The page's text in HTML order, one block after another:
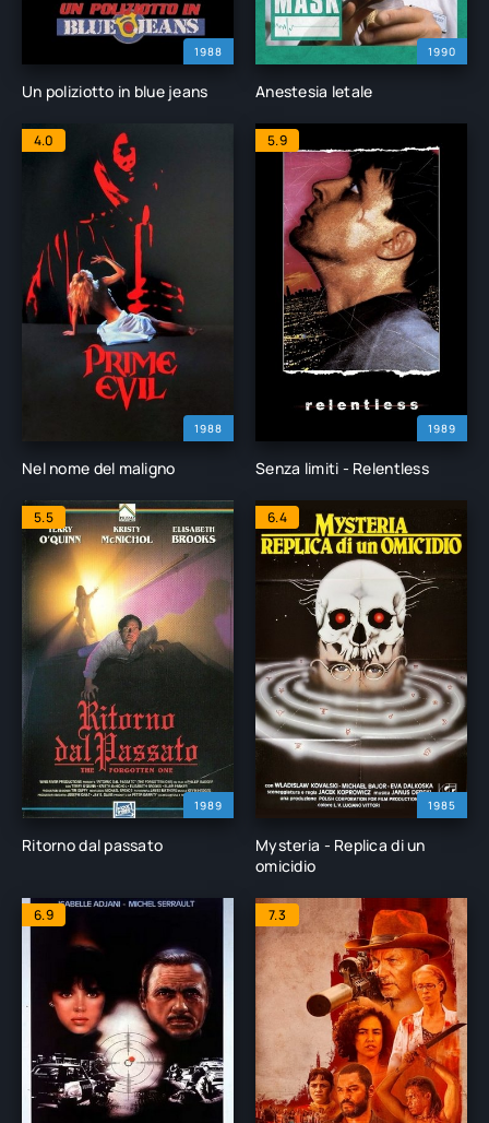
1988
Un poliziotto in blue jeans
1990
Anestesia letale
1988
4.0
Nel nome del maligno
1989
5.9
Senza limiti - Relentless
1989
5.5
Ritorno dal passato
1985
6.4
Mysteria - Replica di un
omicidio
6.9 7.3